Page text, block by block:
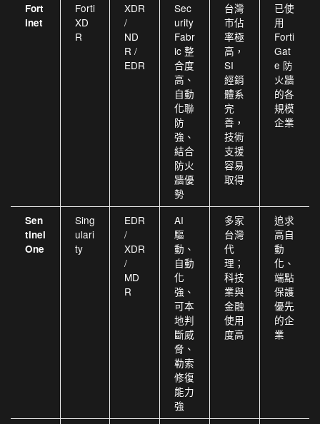
Fort
inet
Forti
XD
R
XDR
/
ND
R /
EDR
Sec
urity
Fabr
ic 整
合度
高、
自動
化聯
防
強、
結合
防火
牆優
勢
台灣
市佔
率極
高，
SI
經銷
體系
完
善，
技術
支援
容易
取得
已使
用
Forti
Gat
e 防
火牆
的各
規模
企業
Sen
tinel
One
Sing
ulari
ty
EDR
/
XDR
/
MD
R
AI
驅
動、
自動
化
強、
可本
地判
斷威
脅、
勒索
修復
能力
強
多家
台灣
代
理；
科技
業與
金融
使用
度高
追求
高自
動
化、
端點
保護
優先
的企
業